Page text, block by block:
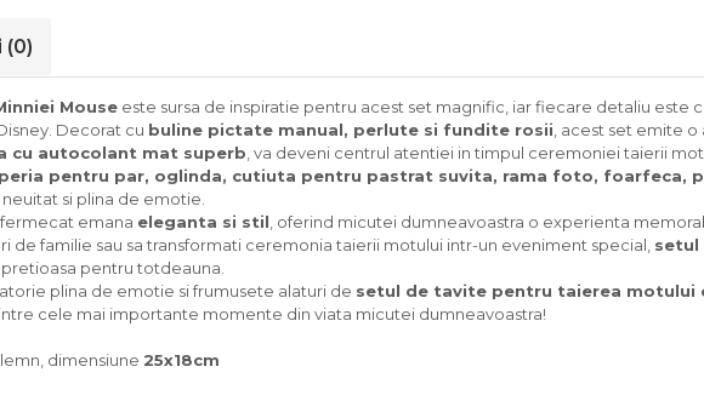
(0)
Mouse este sursa de inspiratie pentru acest set magnific, iar fiecare detaliu este
Decorat cu buline pictate manual, perlute si fundite rosii , acest set emite
cu autocolant mat superb , va deveni centrul atentiei in timpul ceremoniei taierii
peria pentru par, oglinda, cutiuta pentru pastrat suvita, rama foto, foarfeca,
si plina de emotie.
emana eleganta si stil , oferind micutei dumneavoastra o experienta
de familie sau sa transformati ceremonia taierii motului intr-un eveniment special, setul
pentru totdeauna.
plina de emotie si frumusete alaturi de setul de tavite pentru taierea motului
cele mai importante momente din viata micutei dumneavoastra!
dimensiune 25x18cm